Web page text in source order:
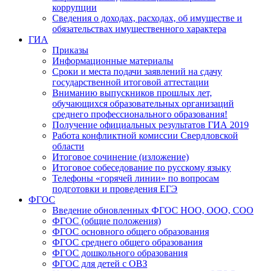
коррупции
Сведения о доходах, расходах, об имуществе и
обязательствах имущественного характера
ГИА
Приказы
Информационные материалы
Сроки и места подачи заявлений на сдачу
государственной итоговой аттестации
Вниманию выпускников прошлых лет,
обучающихся образовательных организаций
среднего профессионального образования!
Получение официальных результатов ГИА 2019
Работа конфликтной комиссии Свердловской
области
Итоговое сочинение (изложение)
Итоговое собеседование по русскому языку
Телефоны «горячей линии» по вопросам
подготовки и проведения ЕГЭ
ФГОС
Введение обновленных ФГОС НОО, ООО, СОО
ФГОС (общие положения)
ФГОС основного общего образования
ФГОС среднего общего образования
ФГОС дошкольного образования
ФГОС для детей с ОВЗ